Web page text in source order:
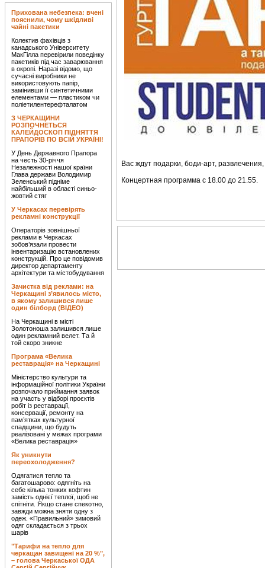
Прихована небезпека: вчені
пояснили, чому шкідливі
чайні пакетики
Колектив фахівців з
канадського Університету
МакГілла перевірили поведінку
пакетиків під час заварювання
в окропі. Наразі відомо, що
сучасні виробники не
використовують папір,
замінивши її синтетичними
елементами — пластиком чи
поліетилентерефталатом
З ЧЕРКАЩИНИ
РОЗПОЧНЕТЬСЯ
КАЛЕЙДОСКОП ПІДНЯТТЯ
ПРАПОРІВ ПО ВСІЙ УКРАЇНІ!
У День Державного Прапора
на честь 30-річчя
Незалежності нашої країни
Глава держави Володимир
Зеленський підніме
найбільший в області синьо-
жовтий стяг
У Черкасах перевірять
рекламні конструкції
Операторів зовнішньої
реклами в Черкасах
зобов’язали провести
інвентаризацію встановлених
конструкцій. Про це повідомив
директор департаменту
архітектури та містобудування
Зачистка від реклами: на
Черкащині з’явилось місто,
в якому залишився лише
один білборд (ВІДЕО)
На Черкащині в місті
Золотоноша залишився лише
один рекламний велет. Та й
той скоро зникне
Програма «Велика
реставрація» на Черкащині
Міністерство культури та
інформаційної політики України
розпочало приймання заявок
на участь у відборі проєктів
робіт із реставрації,
консервації, ремонту на
пам’ятках культурної
спадщини, що будуть
реалізовані у межах програми
«Велика реставрація»
Як уникнути
переохолодження?
Одягатися тепло та
багатошарово: одягніть на
себе кілька тонких кофтин
замість однієї теплої, щоб не
спітніти. Якщо стане спекотно,
завжди можна зняти одну з
одеж. «Правильний» зимовий
одяг складається з трьох
шарів
"Тарифи на тепло для
черкащан завищені на 20 %",
– голова Черкаської ОДА
Вас ждут подарки, боди-арт,
Концертная программа с 18.00 до 21.55.